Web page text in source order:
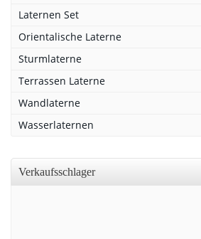
Laternen Set
Orientalische Laterne
Sturmlaterne
Terrassen Laterne
Wandlaterne
Wasserlaternen
Verkaufsschlager